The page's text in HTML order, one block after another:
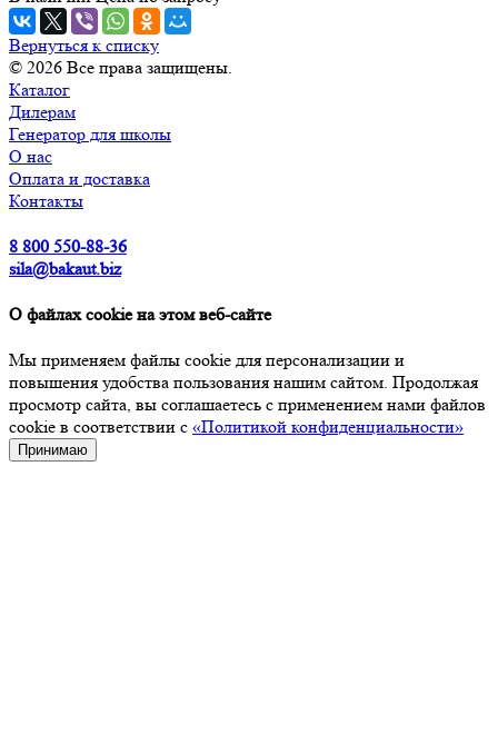
Вернуться к списку
© 2026 Все права защищены.
Каталог
Дилерам
Генератор для школы
О нас
Оплата и доставка
Контакты
8 800 550-88-36
sila@bakaut.biz
О файлах cookie на этом веб-сайте
Мы применяем файлы cookie для персонализации и
повышения удобства пользования нашим сайтом. Продолжая
просмотр сайта, вы соглашаетесь с применением нами файлов
cookie в соответствии с «Политикой конфиденциальности»
Принимаю